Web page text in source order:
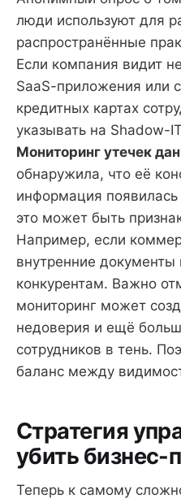
люди используют для
распространённые
Если компания видит
SaaS-приложения или
кредитных картах
указывать на Shadow-
Мониторинг утечек
обнаружила, что её
информация
это может быть
Например, если
внутренние документы
конкурентам. Важно
мониторинг может
недоверия и ещё
сотрудников в тень.
баланс между
Стратегия
убить бизнес-
Теперь к самому